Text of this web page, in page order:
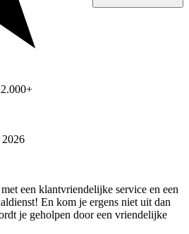
2.000+
2026
een klantvriendelijke service en een
En kom je ergens niet uit dan
je geholpen door een vriendelijke